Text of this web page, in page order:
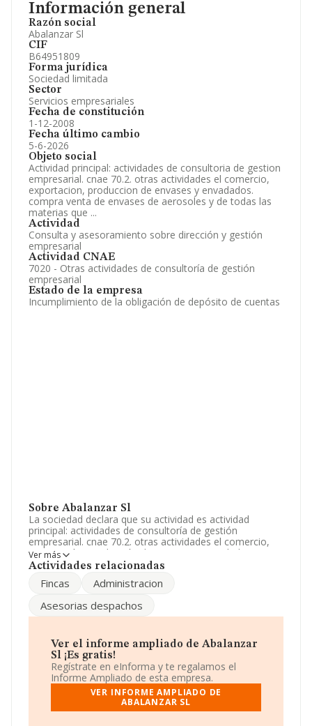
Información general
Razón social
Abalanzar Sl
CIF
B64951809
Forma jurídica
Sociedad limitada
Sector
Servicios empresariales
Fecha de constitución
1-12-2008
Fecha último cambio
5-6-2026
Objeto social
Actividad principal: actividades de consultoria de gestion
empresarial. cnae 70.2. otras actividades el comercio,
exportacion, produccion de envases y envadados.
compra venta de envases de aerosoles y de todas las
materias que ...
Actividad
Consulta y asesoramiento sobre dirección y gestión
empresarial
Actividad CNAE
7020 - Otras actividades de consultoría de gestión
empresarial
Estado de la empresa
Incumplimiento de la obligación de depósito de cuentas
Sobre Abalanzar Sl
La sociedad declara que su actividad es actividad
principal: actividades de consultoría de gestión
empresarial. cnae 70.2. otras actividades el comercio,
exportación, producción de envases y envadados.
compra venta de envases de aerosoles y de todas las
Sociedad Limitada. Tiene CNAE: 7020 - '%cnae%'. La
Atendiendo a los datos disponibles en INFORMA, el
debajo de la media de sector.
La dirección de correo esinfo@metalaerosolcans.com
La empresaAbalanzar S.L, B64951809, tiene su
domicilio social establecido en Calle Anselm Clave núm.
2 P. 2 Pta. 3, (08500), Vic, en Barcelona, Cataluña.
Ver más
Actividades relacionadas
Fincas
Administracion
Asesorias despachos
Ver el informe ampliado de Abalanzar
Sl ¡Es gratis!
Regístrate en eInforma y te regalamos el
Informe Ampliado de esta empresa.
VER INFORME AMPLIADO DE
ABALANZAR SL